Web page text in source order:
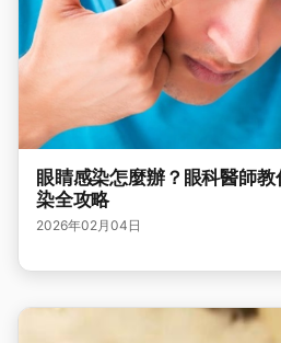
眼睛感染怎麼辦？眼科醫師
染全攻略
2026年02月04日